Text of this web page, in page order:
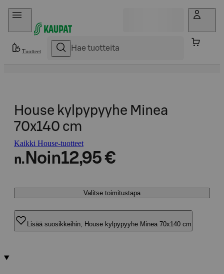
Hyppää sisältöön
Tuotteet
House kylpypyyhe Minea
70x140 cm
Kaikki House-tuotteet
n. Noin12,95 €
Valitse toimitustapa
Lisää suosikkeihin, House kylpypyyhe Minea 70x140 cm